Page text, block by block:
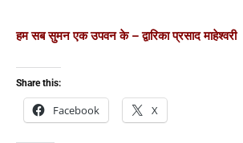
हम सब सुमन एक उपवन के – द्वारिका प्रसाद माहेश्वरी
Share this:
Facebook X